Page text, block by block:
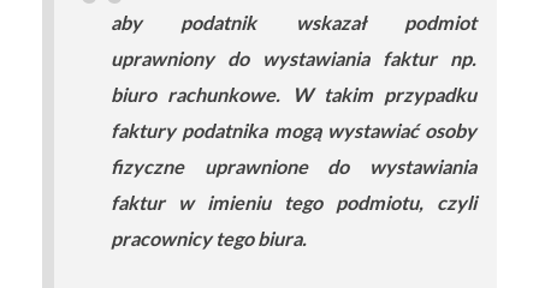
aby podatnik wskazał podmiot
uprawniony do wystawiania faktur np.
biuro rachunkowe. W takim przypadku
faktury podatnika mogą wystawiać osoby
fizyczne uprawnione do wystawiania
faktur w imieniu tego podmiotu, czyli
pracownicy tego biura.